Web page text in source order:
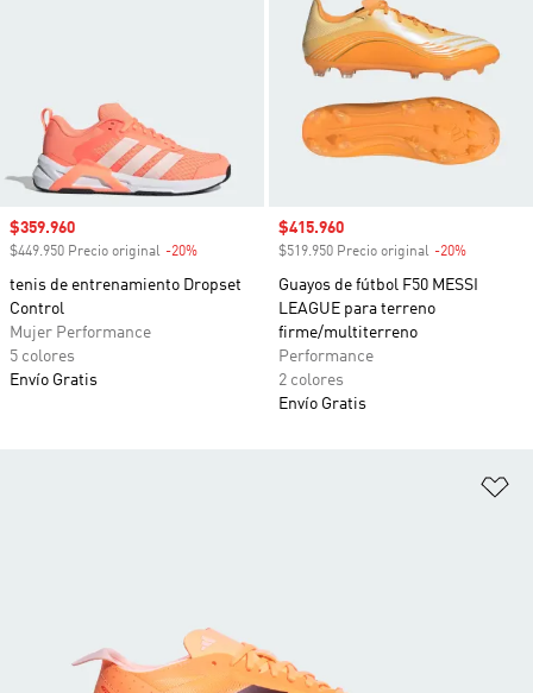
Precio de venta
$359.960
$449.950 Precio original -20%
tenis de entrenamiento Dropset
Control
Mujer Performance
5 colores
Envío Gratis
Precio de venta
$415.960
$519.950 Precio original -20%
Guayos de fútbol F50 MESSI
LEAGUE para terreno
firme/multiterreno
Performance
2 colores
Envío Gratis